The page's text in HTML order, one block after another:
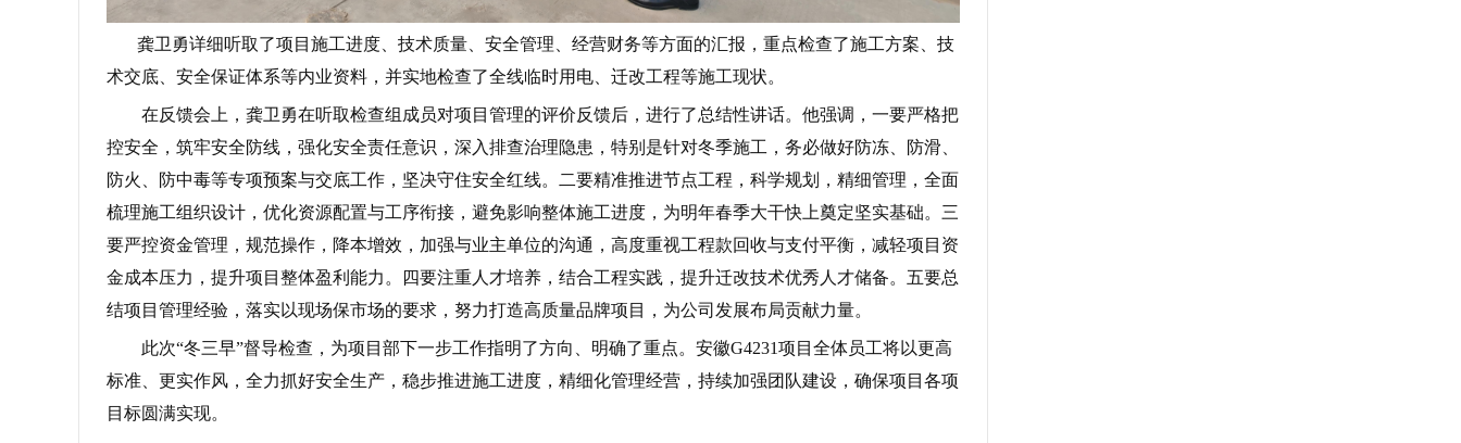
龚卫勇详细听取了项目施工进度、技术质量、安全管理、经营财务等方面的汇报，重点检查了施工方案、技
术交底、安全保证体系等内业资料，并实地检查了全线临时用电、迁改工程等施工现状。
在反馈会上，龚卫勇在听取检查组成员对项目管理的评价反馈后，进行了总结性讲话。他强调，一要严格把
控安全，筑牢安全防线，强化安全责任意识，深入排查治理隐患，特别是针对冬季施工，务必做好防冻、防滑、
防火、防中毒等专项预案与交底工作，坚决守住安全红线。二要精准推进节点工程，科学规划，精细管理，全面
梳理施工组织设计，优化资源配置与工序衔接，避免影响整体施工进度，为明年春季大干快上奠定坚实基础。三
要严控资金管理，规范操作，降本增效，加强与业主单位的沟通，高度重视工程款回收与支付平衡，减轻项目资
金成本压力，提升项目整体盈利能力。四要注重人才培养，结合工程实践，提升迁改技术优秀人才储备。五要总
结项目管理经验，落实以现场保市场的要求，努力打造高质量品牌项目，为公司发展布局贡献力量。
此次“冬三早”督导检查，为项目部下一步工作指明了方向、明确了重点。安徽G4231项目全体员工将以更高
标准、更实作风，全力抓好安全生产，稳步推进施工进度，精细化管理经营，持续加强团队建设，确保项目各项
目标圆满实现。